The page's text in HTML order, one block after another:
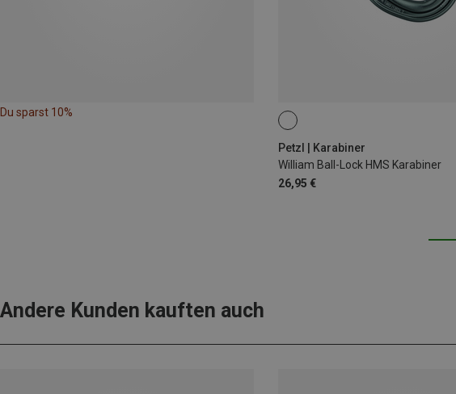
Du sparst 10%
Petzl | Karabiner
William Ball-Lock HMS Karabiner
26,95 €
BALL-LOCK
Andere Kunden kauften auch